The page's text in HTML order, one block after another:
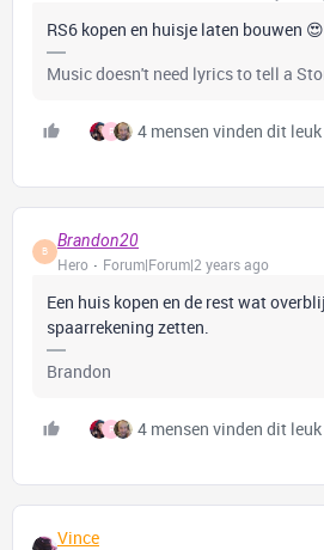
RS6 kopen en huisje laten bouwen 😍
Music doesn't need lyrics to tell a
R 4 mensen vinden dit leuk
B
Brandon20
Hero
Forum|Forum|2 years ago
Een huis kopen en de rest wat
spaarrekening zetten.
Brandon
R 4 mensen vinden dit leuk
Vince